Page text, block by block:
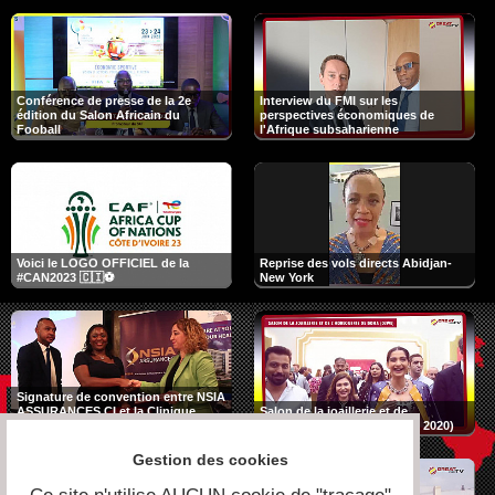
Conférence de presse de la 2e
édition du Salon Africain du
Fooball
Interview du FMI sur les
perspectives économiques de
l'Afrique subsaharienne
Voici le LOGO OFFICIEL de la
#CAN2023 🇨🇮⚽
Reprise des vols directs Abidjan-
New York
Signature de convention entre NSIA
ASSURANCES CI et la Clinique
Salon de la joaillerie et de
l'horlogerie de Doha (DJWE 2020)
Gestion des cookies